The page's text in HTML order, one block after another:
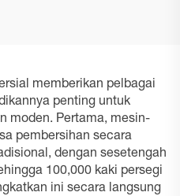
memberikan pelbagai
penting untuk
moden. Pertama, mesin-
pembersihan secara
dengan sesetengah
100,000 kaki persegi
ini secara langsung